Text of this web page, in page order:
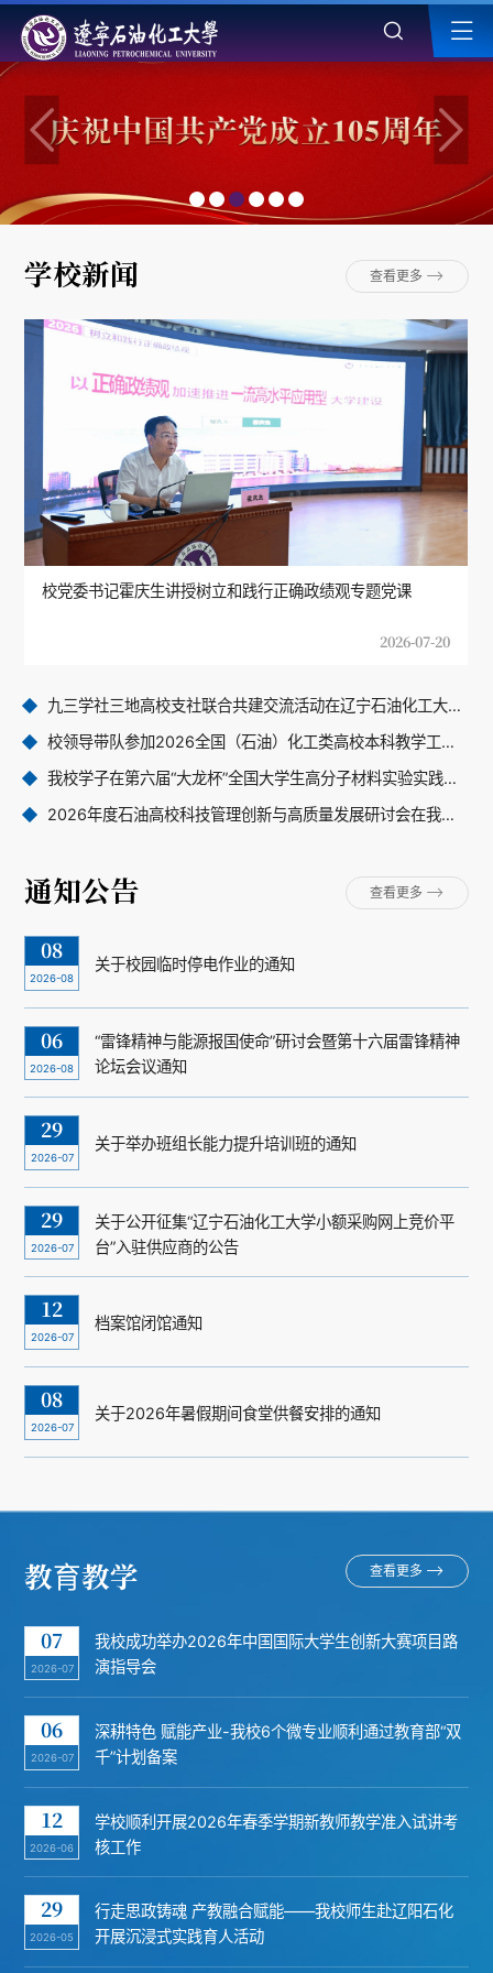
学校新闻 查看更多
校党委书记霍庆生讲授树立和践行正确政绩观专题党课
2026-07-20
九三学社三地高校支社联合共建交流活动在辽宁石油化工大学举行
校领导带队参加2026全国（石油）化工类高校本科教学工作研讨会
我校学子在第六届“大龙杯”全国大学生高分子材料实验实践大赛中取得佳绩
2026年度石油高校科技管理创新与高质量发展研讨会在我校成功召开
通知公告 查看更多
08
2026-08
关于校园临时停电作业的通知
06
2026-08
“雷锋精神与能源报国使命”研讨会暨第十六届雷锋精神
论坛会议通知
29
2026-07
关于举办班组长能力提升培训班的通知
29
2026-07
关于公开征集“辽宁石油化工大学小额采购网上竞价平
台”入驻供应商的公告
12
2026-07
档案馆闭馆通知
08
2026-07
关于2026年暑假期间食堂供餐安排的通知
教育教学 查看更多
07
2026-07
我校成功举办2026年中国国际大学生创新大赛项目路
演指导会
06
2026-07
深耕特色 赋能产业-我校6个微专业顺利通过教育部“双
千”计划备案
12
2026-06
学校顺利开展2026年春季学期新教师教学准入试讲考
核工作
29
2026-05
行走思政铸魂 产教融合赋能——我校师生赴辽阳石化
开展沉浸式实践育人活动